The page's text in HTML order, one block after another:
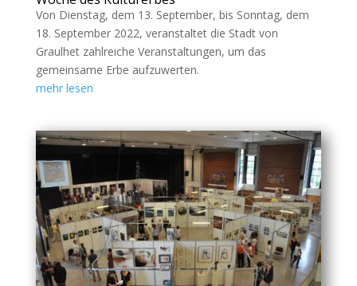
Von Dienstag, dem 13. September, bis Sonntag, dem
18. September 2022, veranstaltet die Stadt von
Graulhet zahlreiche Veranstaltungen, um das
gemeinsame Erbe aufzuwerten.
mehr lesen